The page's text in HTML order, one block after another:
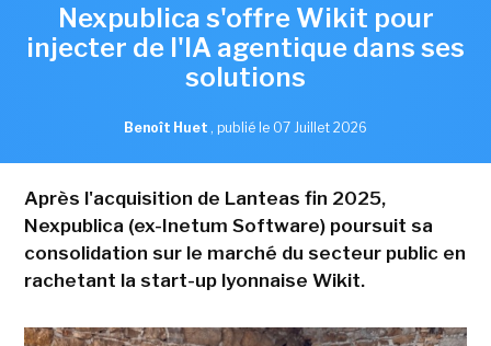
Nexpublica s'offre Wikit pour
injecter de l'IA agentique dans ses
solutions
Benoît Huet , publié le 07 Juillet 2026
Après l'acquisition de Lanteas fin 2025,
Nexpublica (ex-Inetum Software) poursuit sa
consolidation sur le marché du secteur public en
rachetant la start-up lyonnaise Wikit.